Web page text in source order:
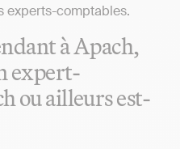
experts-comptables.
à Apach,
expert-
ou ailleurs est-